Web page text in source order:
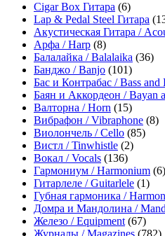
Cigar Box Гитара (6)
Lap & Pedal Steel Гитара
Акустическая Гитара /
Арфа / Harp (8)
Балалайка / Balalaika (36)
Банджо / Banjo (101)
Бас и Контрабас / Bass and
Баян и Аккордеон / Bayan
Валторна / Horn (15)
Вибрафон / Vibraphone (8)
Виолончель / Cello (85)
Вистл / Tinwhistle (2)
Вокал / Vocals (136)
Гармониум / Harmonium (6)
Гитарлеле / Guitarlele (1)
Губная гармоника /
Домра и Мандолина /
Железо / Equipment (67)